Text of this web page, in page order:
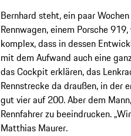
Bernhard steht, ein paar
Rennwagen, einem Porsche
komplex, dass in dessen
mit dem Aufwand auch eine
das Cockpit erklären, das
Rennstrecke da draußen, in der
gut vier auf 200. Aber dem
Rennfahrer zu beeindrucken.
Matthias Maurer.